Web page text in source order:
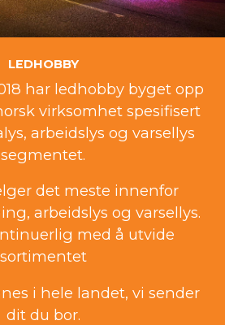
LEDHOBBY
har ledhobby byget opp
virksomhet spesifisert
arbeidslys og varsellys
segmentet.
det meste innenfor
arbeidslys og varsellys.
med å utvide
sortimentet
i hele landet, vi sender
dit du bor.